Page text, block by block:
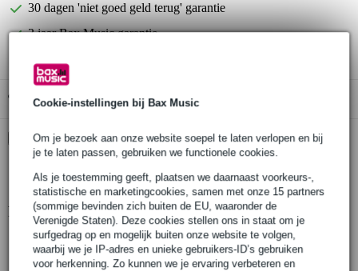
Cookie-instellingen bij Bax Music
Om je bezoek aan onze website soepel te laten verlopen en bij
je te laten passen, gebruiken we functionele cookies.
Als je toestemming geeft, plaatsen we daarnaast voorkeurs-,
statistische en marketingcookies, samen met onze 15 partners
(sommige bevinden zich buiten de EU, waaronder de
Verenigde Staten). Deze cookies stellen ons in staat om je
surfgedrag op en mogelijk buiten onze website te volgen,
waarbij we je IP-adres en unieke gebruikers-ID’s gebruiken
voor herkenning. Zo kunnen we je ervaring verbeteren en
30 dagen 'niet goed geld terug' garantie
3 jaar Bax Music garantie
Gratis ophalen in de winkel
Kies nu voor 2 jaar extra Bax Music garantie en meer
voordelen
€ 12,80 eenmalig
Productinformatie
Aantal stuks: 1
Materiaal: mild steel & aluminium